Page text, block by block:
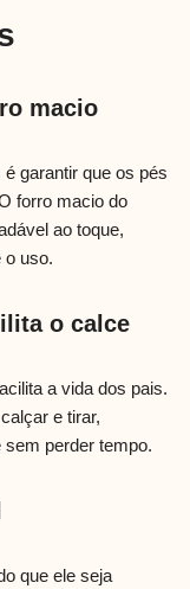
macio
garantir que os pés
forro macio do
ao toque,
o uso.
o calce
a vida dos pais.
e tirar,
sem perder tempo.
que ele seja